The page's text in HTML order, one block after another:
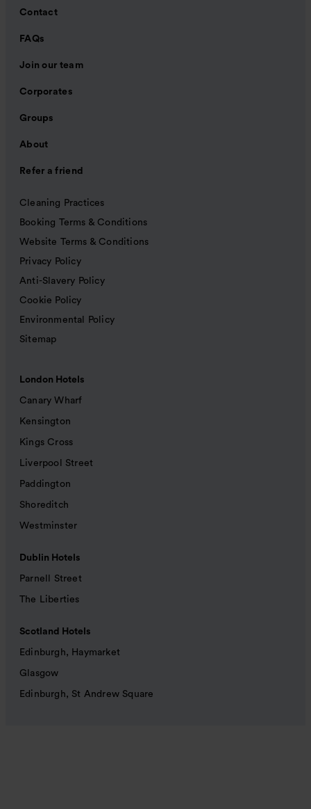
Contact
FAQs
Join our team
Corporates
Groups
About
Refer a friend
Cleaning Practices
Booking Terms & Conditions
Website Terms & Conditions
Privacy Policy
Anti-Slavery Policy
Cookie Policy
Environmental Policy
Sitemap
London Hotels
Canary Wharf
Kensington
Kings Cross
Liverpool Street
Paddington
Shoreditch
Westminster
Dublin Hotels
Parnell Street
The Liberties
Scotland Hotels
Edinburgh, Haymarket
Glasgow
Edinburgh, St Andrew Square